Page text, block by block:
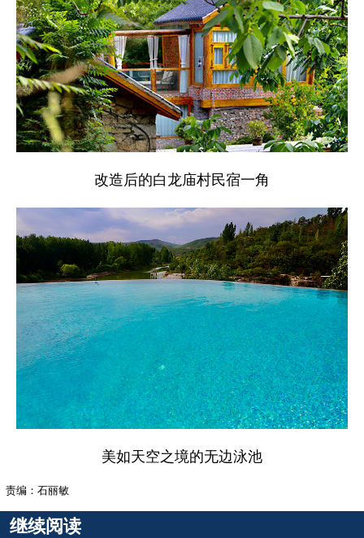
改造后的白龙庙村民宿一角
美如天空之境的无边泳池
责编：石丽敏
继续阅读